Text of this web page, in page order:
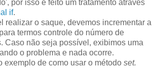
por isso é feito um tratamento através
if.
realizar o saque, devemos incrementar a
termos controle do número de
Caso não seja possível, exibimos uma
o problema e nada ocorre.
exemplo de como usar o método set.